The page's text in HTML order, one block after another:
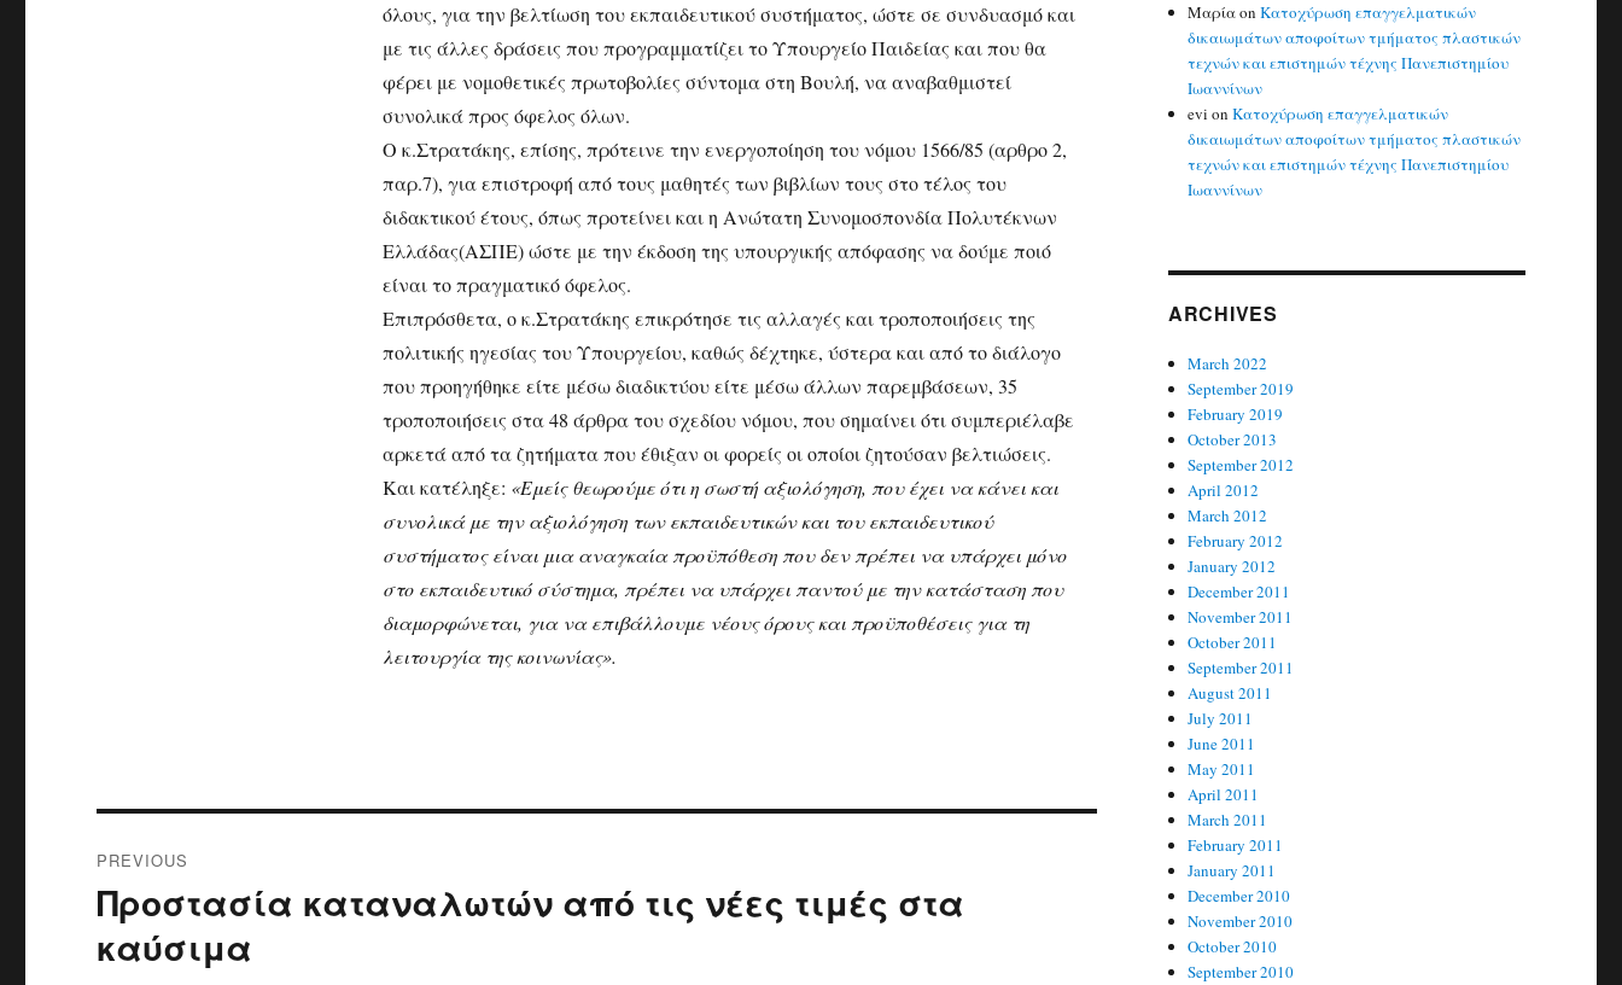
όλους, για την βελτίωση του εκπαιδευτικού συστήματος, ώστε σε συνδυασμό και
με τις άλλες δράσεις που προγραμματίζει το Υπουργείο Παιδείας και που θα
φέρει με νομοθετικές πρωτοβολίες σύντομα στη Βουλή, να αναβαθμιστεί
συνολικά προς όφελος όλων.
Ο κ.Στρατάκης, επίσης, πρότεινε την ενεργοποίηση του νόμου 1566/85 (αρθρο 2,
παρ.7), για επιστροφή από τους μαθητές των βιβλίων τους στο τέλος του
διδακτικού έτους, όπως προτείνει και η Ανώτατη Συνομοσπονδία Πολυτέκνων
Ελλάδας(ΑΣΠΕ) ώστε με την έκδοση της υπουργικής απόφασης να δούμε ποιό
είναι το πραγματικό όφελος.
Επιπρόσθετα, ο κ.Στρατάκης επικρότησε τις αλλαγές και τροποποιήσεις της
πολιτικής ηγεσίας του Υπουργείου, καθώς δέχτηκε, ύστερα και από το διάλογο
που προηγήθηκε είτε μέσω διαδικτύου είτε μέσω άλλων παρεμβάσεων, 35
τροποποιήσεις στα 48 άρθρα του σχεδίου νόμου, που σημαίνει ότι συμπεριέλαβε
αρκετά από τα ζητήματα που έθιξαν οι φορείς οι οποίοι ζητούσαν βελτιώσεις.
Και κατέληξε: «Εμείς θεωρούμε ότι η σωστή αξιολόγηση, που έχει να κάνει και
συνολικά με την αξιολόγηση των εκπαιδευτικών και του εκπαιδευτικού
συστήματος είναι μια αναγκαία προϋπόθεση που δεν πρέπει να υπάρχει μόνο
στο εκπαιδευτικό σύστημα, πρέπει να υπάρχει παντού με την κατάσταση που
διαμορφώνεται, για να επιβάλλουμε νέους όρους και προϋποθέσεις για τη
λειτουργία της κοινωνίας».
navigation
PREVIOUS
Previous
post:
Προστασία καταναλωτών από τις νέες τιμές στα
καύσιμα
ΜαρίαonΚατοχύρωση επαγγελματικών
δικαιωμάτων αποφοίτων τμήματος πλαστικών
τεχνών και επιστημών τέχνης Πανεπιστημίου
Ιωαννίνων
evi onΚατοχύρωση επαγγελματικών
δικαιωμάτων αποφοίτων τμήματος πλαστικών
τεχνών και επιστημών τέχνης Πανεπιστημίου
Ιωαννίνων
ARCHIVES
March 2022
September 2019
February 2019
October 2013
September 2012
April 2012
March 2012
February 2012
January 2012
December 2011
November 2011
October 2011
September 2011
August 2011
July 2011
June 2011
May 2011
April 2011
March 2011
February 2011
January 2011
December 2010
November 2010
October 2010
September 2010